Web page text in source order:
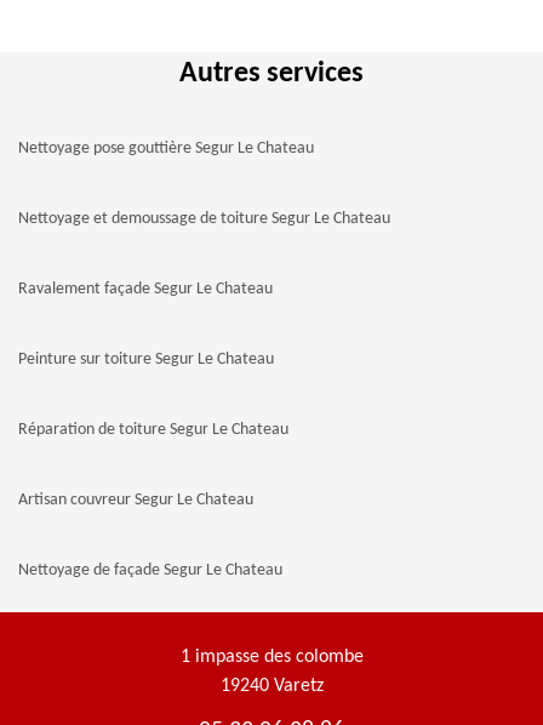
Autres services
Nettoyage pose gouttière Segur Le Chateau
Nettoyage et demoussage de toiture Segur Le Chateau
Ravalement façade Segur Le Chateau
Peinture sur toiture Segur Le Chateau
Réparation de toiture Segur Le Chateau
Artisan couvreur Segur Le Chateau
Nettoyage de façade Segur Le Chateau
1 impasse des colombe
19240 Varetz